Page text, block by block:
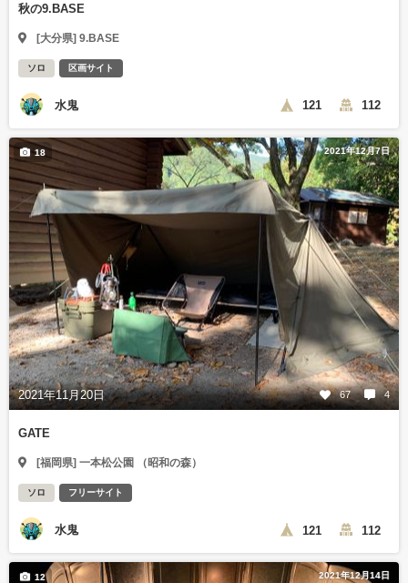
秋の9.BASE
[大分県] 9.BASE
ソロ 区画サイト
水鬼 121 112
2021年12月7日
2021年11月20日 67 4
18
GATE
[福岡県] 一本松公園 （昭和の森）
ソロ フリーサイト
水鬼 121 112
2021年12月14日
12